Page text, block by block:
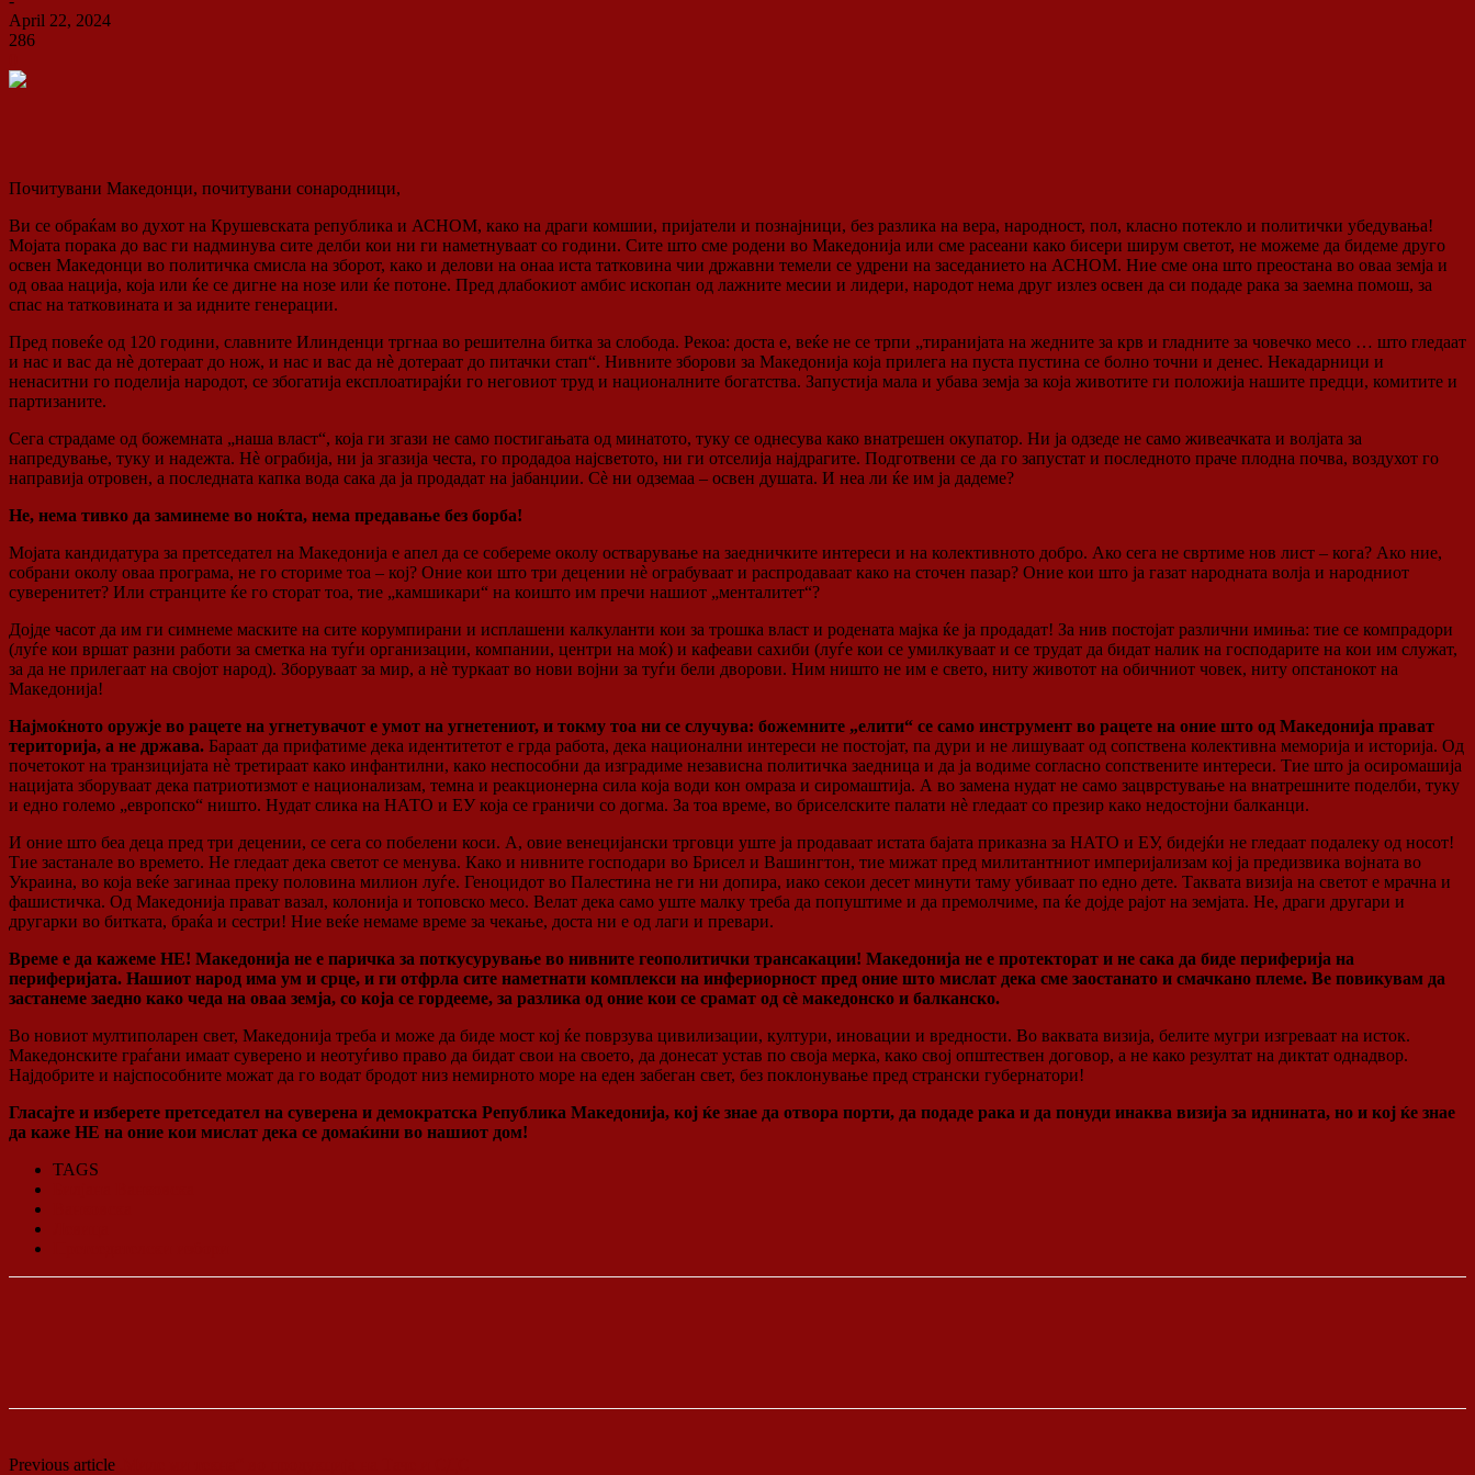
April 22, 2024
286
Почитувани Македонци, почитувани сонародници,
Ви се обраќам во духот на Крушевската република и АСНОМ, како на драги комшии, пријатели и познајници, без разлика на вера, народност, пол, класно потекло и политички убедувања!
Мојата порака до вас ги надминува сите делби кои ни ги наметнуваат со години. Сите што сме родени во Македонија или сме расеани како бисери ширум светот, не можеме да бидеме друго
освен Македонци во политичка смисла на зборот, како и делови на онаа иста татковина чии државни темели се удрени на заседанието на АСНОМ. Ние сме она што преостана во оваа земја и
од оваа нација, која или ќе се дигне на нозе или ќе потоне. Пред длабокиот амбис ископан од лажните месии и лидери, народот нема друг излез освен да си подаде рака за заемна помош, за
спас на татковината и за идните генерации.
Пред повеќе од 120 години, славните Илинденци тргнаа во решителна битка за слобода. Рекоа: доста е, веќе не се трпи „тиранијата на жедните за крв и гладните за човечко месо … што гледаат
и нас и вас да нè дотераат до нож, и нас и вас да нè дотераат до питачки стап“. Нивните зборови за Македонија која прилега на пуста пустина се болно точни и денес. Некадарници и
ненаситни го поделија народот, се збогатија експлоатирајќи го неговиот труд и националните богатства. Запустија мала и убава земја за која животите ги положија нашите предци, комитите и
партизаните.
Сега страдаме од божемната „наша власт“, која ги згази не само постигањата од минатото, туку се однесува како внатрешен окупатор. Ни ја одзеде не само живеачката и волјата за
напредување, туку и надежта. Нè ограбија, ни ја згазија честа, го продадоа најсветото, ни ги отселија најдрагите. Подготвени се да го запустат и последното праче плодна почва, воздухот го
направија отровен, а последната капка вода сака да ја продадат на јабанџии. Сè ни одземаа – освен душата. И неа ли ќе им ја дадеме?
Не, нема тивко да заминеме во ноќта, нема предавање без борба!
Мојата кандидатура за претседател на Македонија е апел да се собереме околу остварување на заедничките интереси и на колективното добро. Ако сега не свртиме нов лист – кога? Ако ние,
собрани околу оваа програма, не го сториме тоа – кој? Оние кои што три децении нè ограбуваат и распродаваат како на сточен пазар? Оние кои што ја газат народната волја и народниот
суверенитет? Или странците ќе го сторат тоа, тие „камшикари“ на коишто им пречи нашиот „менталитет“?
Дојде часот да им ги симнеме маските на сите корумпирани и исплашени калкуланти кои за трошка власт и родената мајка ќе ја продадат! За нив постојат различни имиња: тие се компрадори
(луѓе кои вршат разни работи за сметка на туѓи организации, компании, центри на моќ) и кафеави сахиби (луѓе кои се умилкуваат и се трудат да бидат налик на господарите на кои им служат,
за да не прилегаат на својот народ). Зборуваат за мир, а нè туркаат во нови војни за туѓи бели дворови. Ним ништо не им е свето, ниту животот на обичниот човек, ниту опстанокот на
Македонија!
Најмоќното оружје во рацете на угнетувачот е умот на угнетениот, и токму тоа ни се случува: божемните „елити“ се само инструмент во рацете на оние што од Македонија прават
територија, а не држава. Бараат да прифатиме дека идентитетот е грда работа, дека национални интереси не постојат, па дури и не лишуваат од сопствена колективна меморија и историја. Од
почетокот на транзицијата нè третираат како инфантилни, како неспособни да изградиме независна политичка заедница и да ја водиме согласно сопствените интереси. Тие што ја осиромашија
нацијата зборуваат дека патриотизмот е национализам, темна и реакционерна сила која води кон омраза и сиромаштија. А во замена нудат не само зацврстување на внатрешните поделби, туку
и едно големо „европско“ ништо. Нудат слика на НАТО и ЕУ која се граничи со догма. За тоа време, во бриселските палати нè гледаат со презир како недостојни балканци.
И оние што беа деца пред три децении, се сега со побелени коси. А, овие венецијански трговци уште ја продаваат истата бајата приказна за НАТО и ЕУ, бидејќи не гледаат подалеку од носот!
Тие застанале во времето. Не гледаат дека светот се менува. Како и нивните господари во Брисел и Вашингтон, тие мижат пред милитантниот империјализам кој ја предизвика војната во
Украина, во која веќе загинаа преку половина милион луѓе. Геноцидот во Палестина не ги ни допира, иако секои десет минути таму убиваат по едно дете. Таквата визија на светот е мрачна и
фашистичка. Од Македонија прават вазал, колонија и топовско месо. Велат дека само уште малку треба да попуштиме и да премолчиме, па ќе дојде рајот на земјата. Не, драги другари и
другарки во битката, браќа и сестри! Ние веќе немаме време за чекање, доста ни е од лаги и превари.
Време е да кажеме НЕ! Македонија не е паричка за поткусурување во нивните геополитички трансaкации! Македонија не е протекторат и не сака да биде периферија на
периферијата. Нашиот народ има ум и срце, и ги отфрла сите наметнати комплекси на инфериорност пред оние што мислат дека сме заостанато и смачкано племе. Ве повикувам да
застанеме заедно како чеда на оваа земја, со која се гордееме, за разлика од оние кои се срамат од сè македонско и балканско.
Во новиот мултиполарен свет, Македонија треба и може да биде мост кој ќе поврзува цивилизации, култури, иновации и вредности. Во ваквата визија, белите мугри изгреваат на исток.
Македонските граѓани имаат суверено и неотуѓиво право да бидат свои на своето, да донесат устав по своја мерка, како свој општествен договор, а не како резултат на диктат однадвор.
Најдобрите и најспособните можат да го водат бродот низ немирното море на еден забеган свет, без поклонување пред странски губернатори!
Гласајте и изберете претседател на суверена и демократска Република Македонија, кој ќе знае да отвора порти, да подаде рака и да понуди инаква визија за иднината, но и кој ќе знае
да каже НЕ на оние кои мислат дека се домаќини во нашиот дом!
TAGS
Previous article